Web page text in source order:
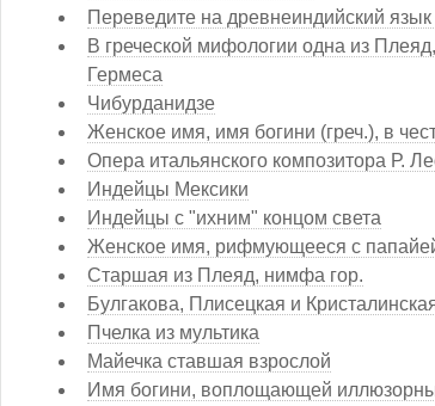
Переведите на древнеиндийский
В греческой мифологии одна из
Гермеса
Чибурданидзе
Женское имя, имя богини (греч.), в
Опера итальянского композитора Р.
Индейцы Мексики
Индейцы с "ихним" концом света
Женское имя, рифмующееся с
Старшая из Плеяд, нимфа гор.
Булгакова, Плисецкая и
Пчелка из мультика
Майечка ставшая взрослой
Имя богини, воплощающей